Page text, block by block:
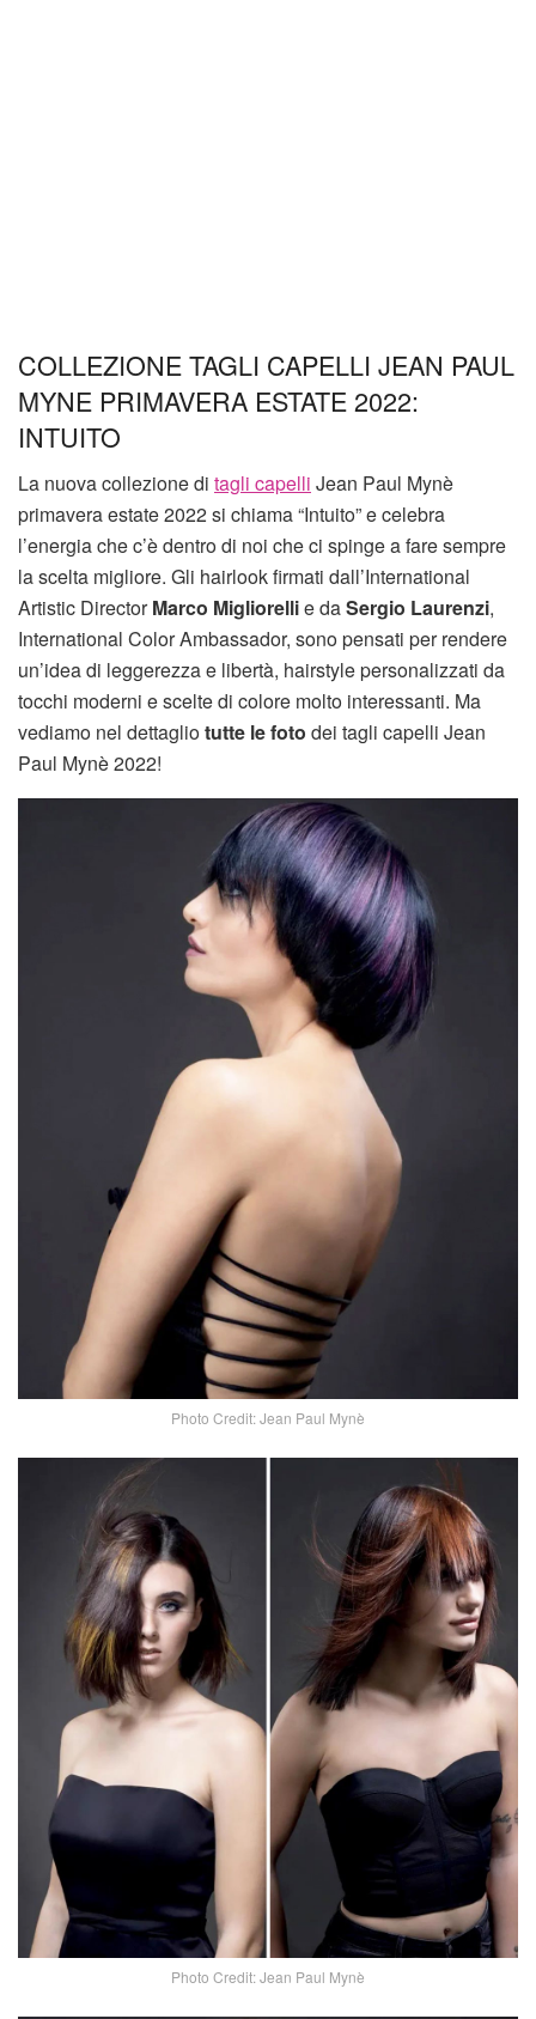
COLLEZIONE TAGLI CAPELLI JEAN PAUL
MYNE PRIMAVERA ESTATE 2022:
INTUITO
La nuova collezione di tagli capelli Jean Paul Mynè
primavera estate 2022 si chiama “Intuito” e celebra
l’energia che c’è dentro di noi che ci spinge a fare sempre
la scelta migliore. Gli hairlook firmati dall’International
Artistic DirectorMarco Migliorellie daSergio Laurenzi,
International Color Ambassador, sono pensati per rendere
un’idea di leggerezza e libertà, hairstyle personalizzati da
tocchi moderni e scelte di colore molto interessanti. Ma
vediamo nel dettagliotutte le foto dei tagli capelli Jean
Paul Mynè 2022!
Photo Credit: Jean Paul Mynè
Photo Credit: Jean Paul Mynè